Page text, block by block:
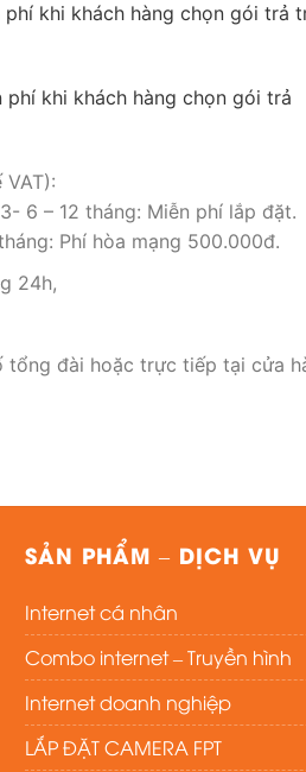
khi khách hàng chọn gói trả
phí khi khách hàng chọn gói trả
6 – 12 tháng: Miễn phí lắp đặt.
Phí hòa mạng 500.000đ.
24h,
đài hoặc trực tiếp tại cửa
SẢN PHẨM – DỊCH VỤ
Internet cá nhân
Combo internet – Truyền hình
Internet doanh nghiệp
LẮP ĐẶT CAMERA FPT